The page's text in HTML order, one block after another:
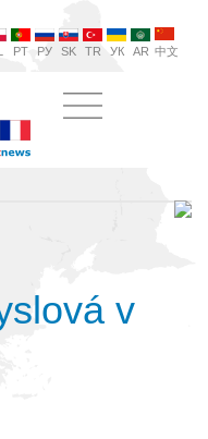
PT РУ SK TR УК AR 中文
v